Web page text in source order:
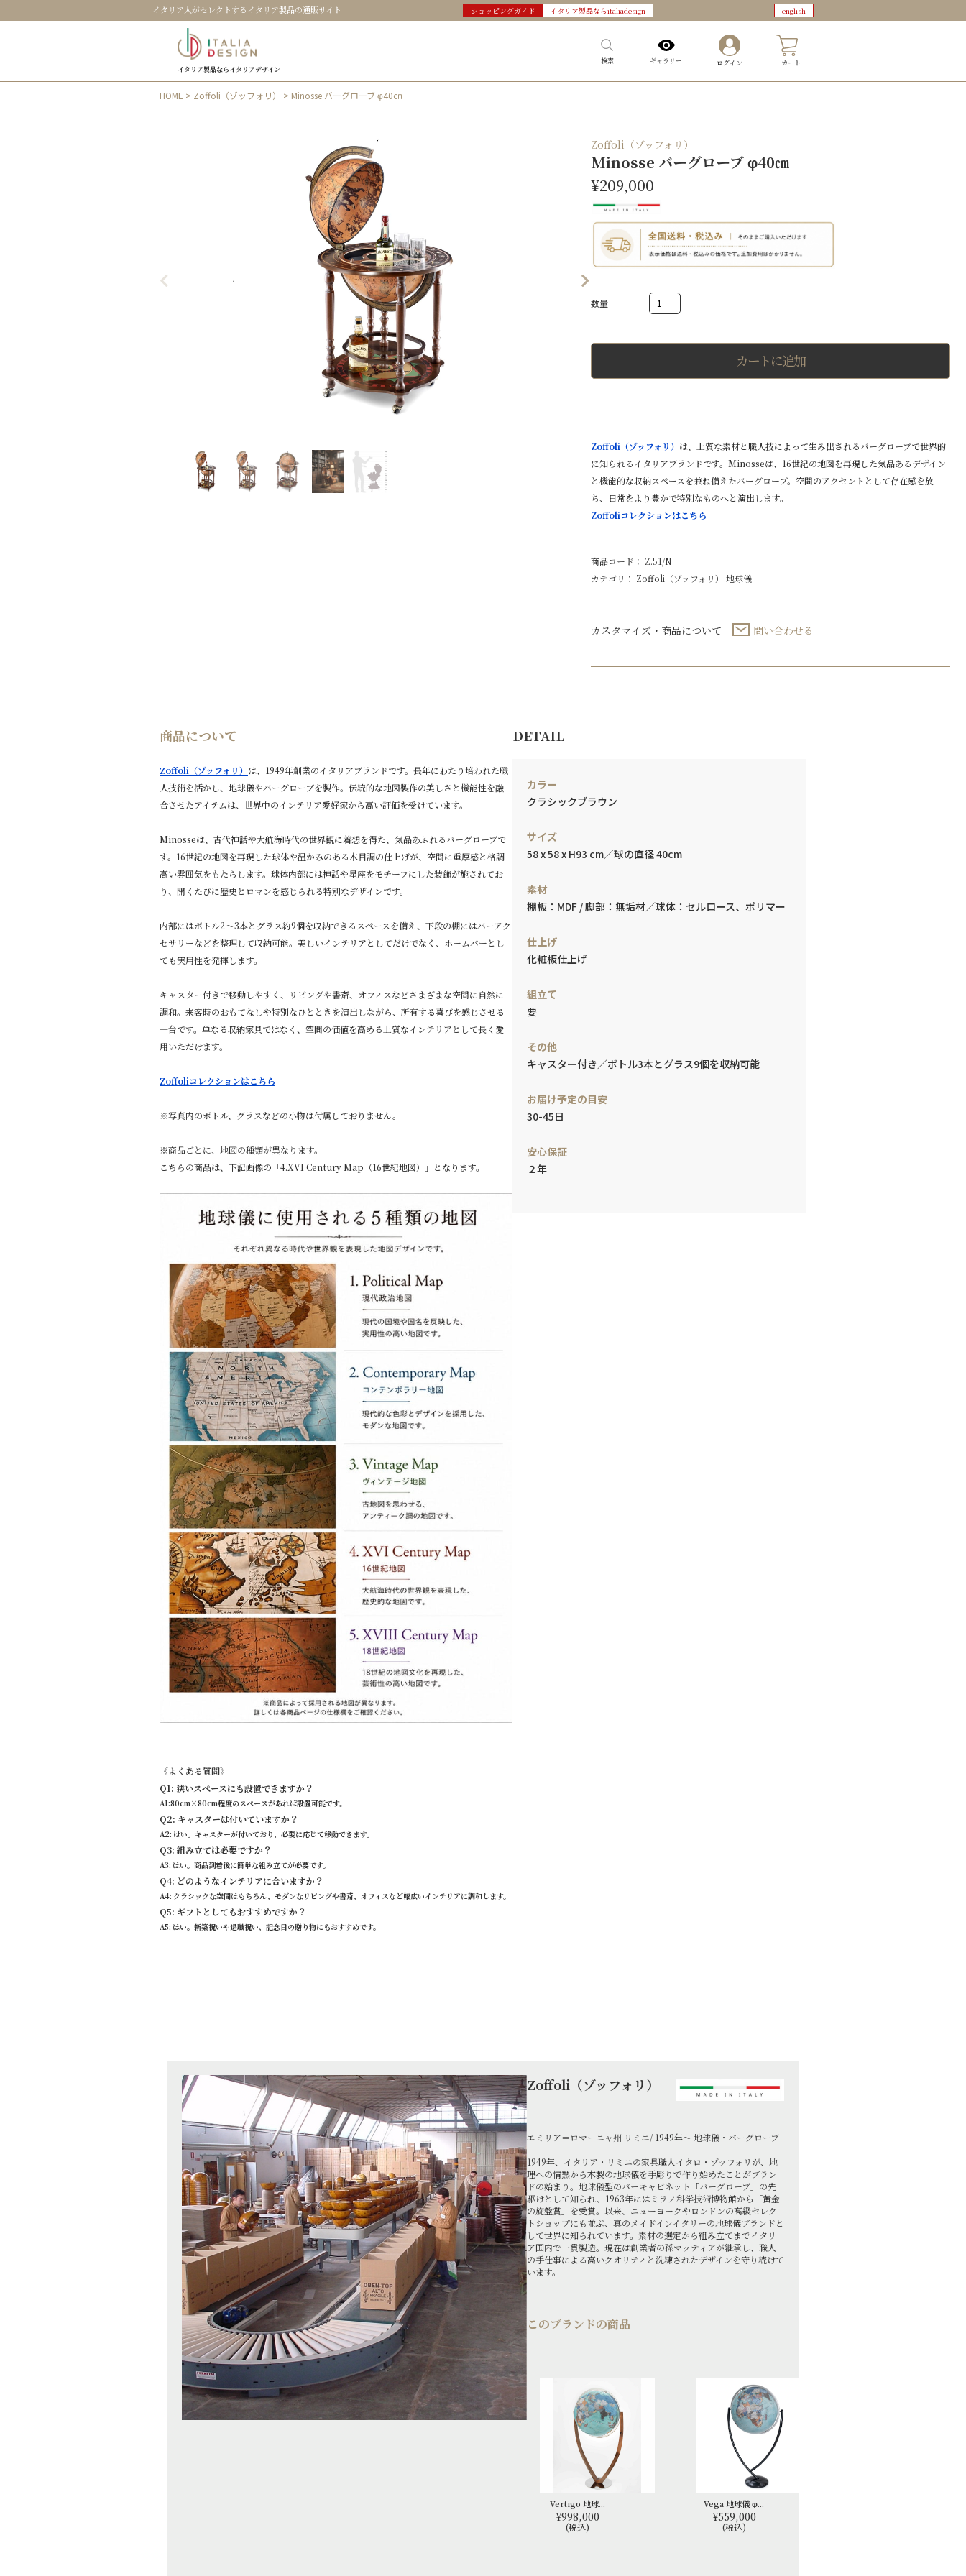
イタリア人がセレクトするイタリア製品の通販サイト ショッピングガイド イタリア製品ならitaliadesign english
イタリア製品ならイタリアデザイン
検索 ギャラリー ログイン カート
HOME > Zoffoli（ゾッフォリ） > Minosse バーグローブ φ40㎝
Zoffoli（ゾッフォリ）
Minosse バーグローブ φ40㎝
¥209,000
Minosse
ー
φ40
カートに追加
Zoffoli（ゾッフォリ） は、上質な素材と職人技によって生み出されるバーグローブで世界的
に知られるイタリアブランドです。Minosseは、16世紀の地図を再現した気品あるデザイン
と機能的な収納スペースを兼ね備えたバーグローブ。空間のアクセントとして存在感を放
ち、日常をより豊かで特別なものへと演出します。
Zoffoliコレクションはこちら
商品コード： Z.51/N
カテゴリ： Zoffoli（ゾッフォリ） 地球儀
カスタマイズ・商品について 問い合わせる
商品について
Zoffoli（ゾッフォリ） は、1949年創業のイタリアブランドです。長年にわたり培われた職
人技術を活かし、地球儀やバーグローブを製作。伝統的な地図製作の美しさと機能性を融
合させたアイテムは、世界中のインテリア愛好家から高い評価を受けています。
Minosseは、古代神話や大航海時代の世界観に着想を得た、気品あふれるバーグローブで
す。16世紀の地図を再現した球体や温かみのある木目調の仕上げが、空間に重厚感と格調
高い雰囲気をもたらします。球体内部には神話や星座をモチーフにした装飾が施されてお
り、開くたびに歴史とロマンを感じられる特別なデザインです。
内部にはボトル2〜3本とグラス約9個を収納できるスペースを備え、下段の棚にはバーアク
セサリーなどを整理して収納可能。美しいインテリアとしてだけでなく、ホームバーとし
ても実用性を発揮します。
キャスター付きで移動しやすく、リビングや書斎、オフィスなどさまざまな空間に自然に
調和。来客時のおもてなしや特別なひとときを演出しながら、所有する喜びを感じさせる
一台です。単なる収納家具ではなく、空間の価値を高める上質なインテリアとして長く愛
用いただけます。
Zoffoliコレクションはこちら
※写真内のボトル、グラスなどの小物は付属しておりません。
※商品ごとに、地図の種類が異なります。
こちらの商品は、下記画像の「4.XVI Century Map（16世紀地図）」となります。
《よくある質問》
Q1: 狭いスペースにも設置できますか？
A1:80cm×80cm程度のスペースがあれば設置可能です。
Q2: キャスターは付いていますか？
A2: はい。キャスターが付いており、必要に応じて移動できます。
Q3: 組み立ては必要ですか？
A3: はい。商品到着後に簡単な組み立てが必要です。
Q4: どのようなインテリアに合いますか？
A4: クラシックな空間はもちろん、モダンなリビングや書斎、オフィスなど幅広いインテリアに調和します。
Q5: ギフトとしてもおすすめですか？
A5: はい。新築祝いや退職祝い、記念日の贈り物にもおすすめです。
DETAIL
カラー
クラシックブラウン
サイズ
58 x 58 x H93 cm／球の直径 40cm
素材
棚板：MDF / 脚部：無垢材／球体：セルロース、ポリマー
仕上げ
化粧板仕上げ
組立て
要
その他
キャスター付き／ボトル3本とグラス9個を収納可能
お届け予定の目安
30-45日
安心保証
２年
Zoffoli（ゾッフォリ）
エミリア＝ロマーニャ州 リミニ/ 1949年～ 地球儀・バーグローブ
1949年、イタリア・リミニの家具職人イタロ・ゾッフォリが、地
理への情熱から木製の地球儀を手彫りで作り始めたことがブラン
ドの始まり。地球儀型のバーキャビネット「バーグローブ」の先
駆けとして知られ、1963年にはミラノ科学技術博物館から「黄金
の旋盤賞」を受賞。以来、ニューヨークやロンドンの高級セレク
トショップにも並ぶ、真のメイドインイタリーの地球儀ブランドと
して世界に知られています。素材の選定から組み立てまでイタリ
ア国内で一貫製造。現在は創業者の孫マッティアが継承し、職人
の手仕事による高いクオリティと洗練されたデザインを守り続けて
います。
このブランドの商品
Vertigo 地球...
¥998,000
(税込)
Vega 地球儀 φ...
¥559,000
(税込)